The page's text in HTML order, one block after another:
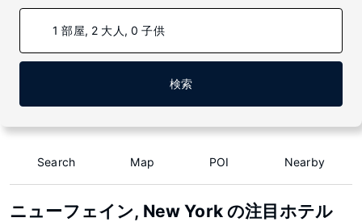
1 部屋, 2 大人, 0 子供
検索
Search Map POI Nearby
ニューフェイン, New York の注目ホテル